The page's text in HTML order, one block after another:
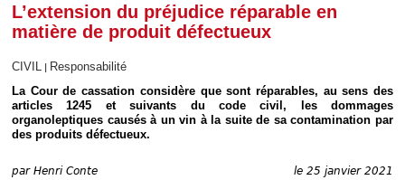
L’extension du préjudice réparable en
matière de produit défectueux
CIVIL
Responsabilité
La Cour de cassation considère que sont réparables, au sens des
articles 1245 et suivants du code civil, les dommages
organoleptiques causés à un vin à la suite de sa contamination par
des produits défectueux.
par Henri Conte le 25 janvier 2021